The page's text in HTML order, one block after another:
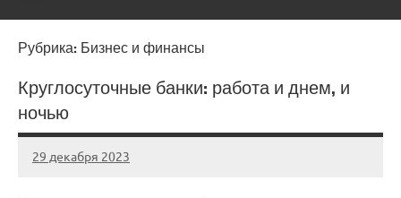
Рубрика: Бизнес и финансы
Круглосуточные банки: работа и днем, и
ночью
29 декабря 2023
avtogear63_r
Нет